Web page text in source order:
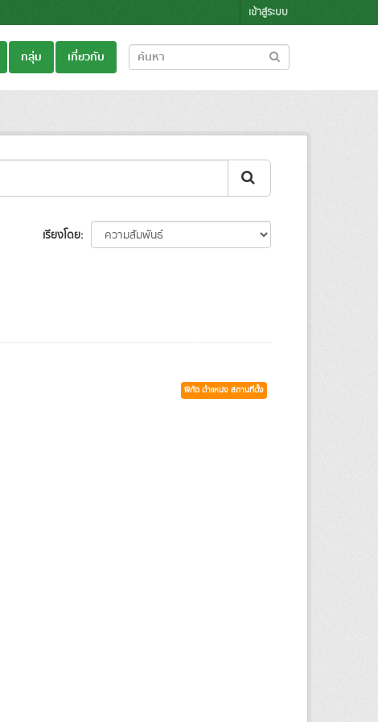
เข้าสู่ระบบ
กลุ่ม เกี่ยวกับ
เรียงโดย
พิกัด ตำแหน่ง สถานที่ตั้ง